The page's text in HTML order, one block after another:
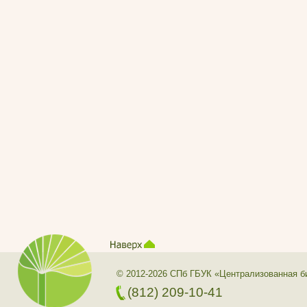
© 2012-2026 СПб ГБУК «Централизованная
(812) 209-10-41